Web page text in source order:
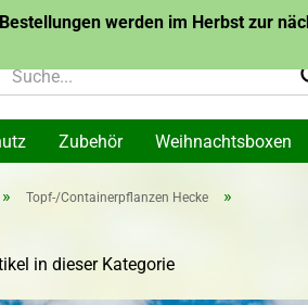
werden im Herbst zur
Themen
Zubehör Weihnachtsboxen
» Topf-/Containerpflanzen Hecke »
in dieser Kategorie